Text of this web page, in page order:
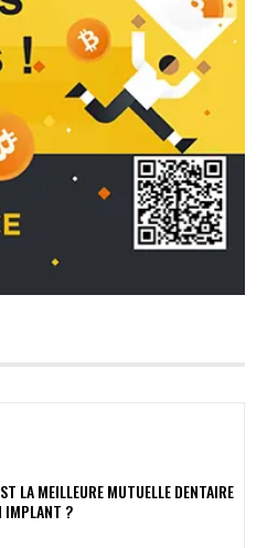
LA MEILLEURE MUTUELLE DENTAIRE
IMPLANT ?